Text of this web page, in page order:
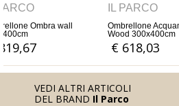
IL PARCO
Ombrellone a palo centrale
Acquamarina Classic telaio
antracite 300x400cm
€ 522,95
VEDI ALTRI ARTICOLI
DEL BRAND Il Parco